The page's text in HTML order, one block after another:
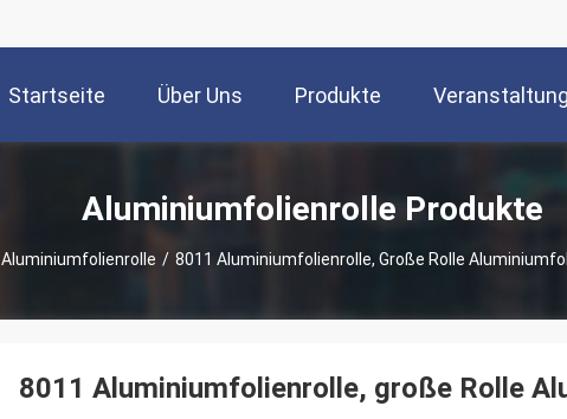
Startseite Über Uns Produkte
Aluminiumfolienrolle Produkte
Aluminiumfolienrolle / 8011 Aluminiumfolienrolle, Große Rolle
8011 Aluminiumfolienrolle, große Rolle